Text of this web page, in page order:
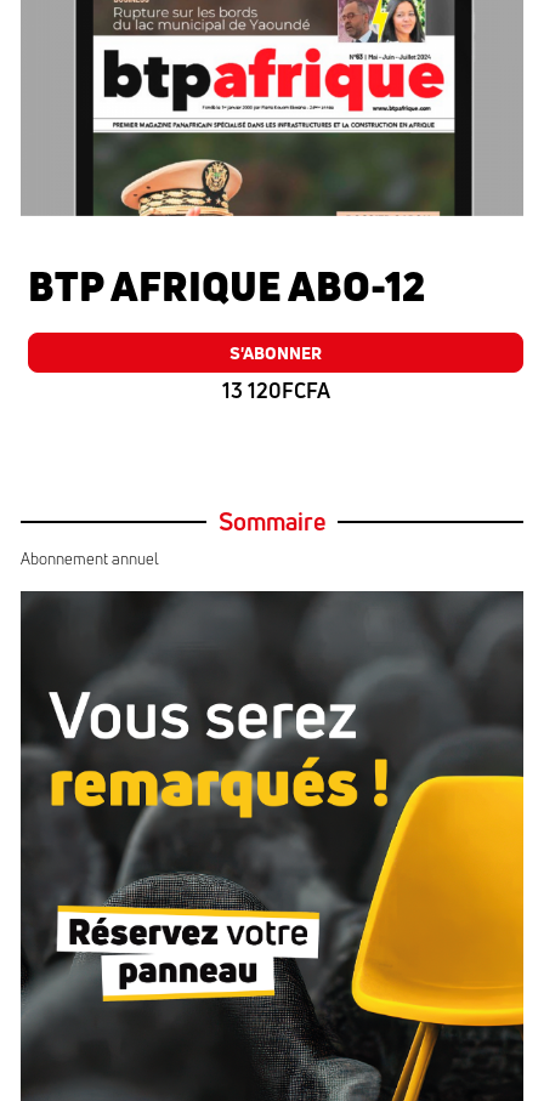
BTP AFRIQUE ABO-12
S'ABONNER
13 120FCFA
Sommaire
Abonnement annuel